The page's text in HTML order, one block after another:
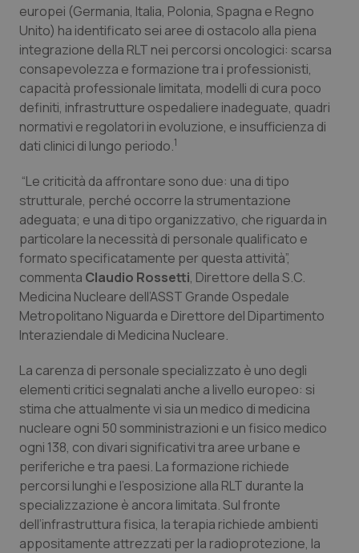
Friuli Venezia Giulia
Lazio
Liguria
Lombardia
Marche
Molise
Piemonte
Provincia Autonoma di Bolzano
Provincia Autonoma di Trento
Puglia
Sardegna
Sicilia
Toscana
Dermatite Atopica
Diabete & glucometri
Disturbi dell’umore
Dolore
Donna & Salute
Epatiti
HIV
Infezioni & Febbre
Ipertensione & Scompenso
Malattie rare
Malattia di Crohn & Rettocolite Ulcerosa
Neuroscienze & patologie neurodegenerative
Obesità
europei (Germania, Italia, Polonia, Spagna e Regno
Unito) ha identificato sei aree di ostacolo alla piena
integrazione della RLT nei percorsi oncologici: scarsa
consapevolezza e formazione tra i professionisti,
capacità professionale limitata, modelli di cura poco
definiti, infrastrutture ospedaliere inadeguate, quadri
normativi e regolatori in evoluzione, e insufficienza di
dati clinici di lungo periodo.1
“Le criticità da affrontare sono due: una di tipo
strutturale, perché occorre la strumentazione
adeguata; e una di tipo organizzativo, che riguarda in
particolare la necessità di personale qualificato e
formato specificatamente per questa attività”,
commenta Claudio Rossetti, Direttore della S.C.
Medicina Nucleare dell’ASST Grande Ospedale
Metropolitano Niguarda e Direttore del Dipartimento
Interaziendale di Medicina Nucleare.
La carenza di personale specializzato è uno degli
elementi critici segnalati anche a livello europeo: si
stima che attualmente vi sia un medico di medicina
nucleare ogni 50 somministrazioni e un fisico medico
ogni 138, con divari significativi tra aree urbane e
periferiche e tra paesi. La formazione richiede
percorsi lunghi e l’esposizione alla RLT durante la
specializzazione è ancora limitata. Sul fronte
dell’infrastruttura fisica, la terapia richiede ambienti
appositamente attrezzati per la radioprotezione, la